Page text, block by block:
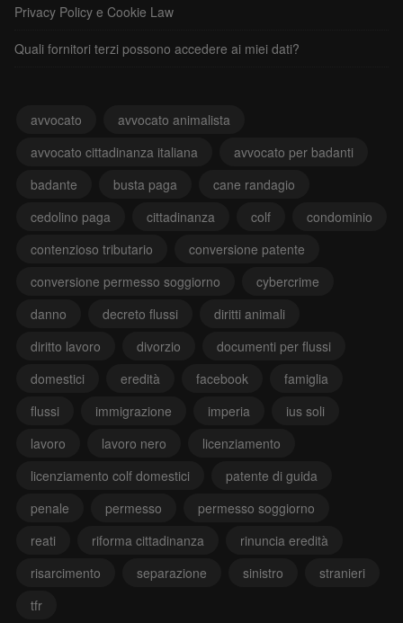
Privacy Policy e Cookie Law
Quali fornitori terzi possono accedere ai miei dati?
avvocato
avvocato animalista
avvocato cittadinanza italiana
avvocato per badanti
badante
busta paga
cane randagio
cedolino paga
cittadinanza colf
condominio
contenzioso tributario
conversione patente
conversione permesso soggiorno
cybercrime
danno
decreto flussi
diritti animali
diritto lavoro
divorzio
documenti per flussi
domestici
eredità facebook
famiglia
flussi
immigrazione imperia
ius soli
lavoro
lavoro nero
licenziamento
licenziamento colf domestici
patente di guida
penale
permesso
permesso soggiorno
reati
riforma cittadinanza
rinuncia eredità
risarcimento
separazione sinistro
stranieri
tfr